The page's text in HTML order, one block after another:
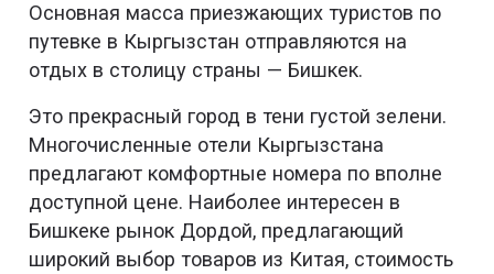
Основная масса приезжающих туристов по
путевке в Кыргызстан отправляются на
отдых в столицу страны — Бишкек.
Это прекрасный город в тени густой зелени.
Многочисленные отели Кыргызстана
предлагают комфортные номера по вполне
доступной цене. Наиболее интересен в
Бишкеке рынок Дордой, предлагающий
широкий выбор товаров из Китая, стоимость